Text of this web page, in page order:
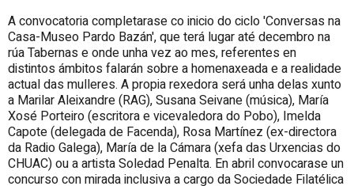
A convocatoria completarase co inicio do ciclo 'Conversas na
Casa-Museo Pardo Bazán', que terá lugar até decembro na
rúa Tabernas e onde unha vez ao mes, referentes en
distintos ámbitos falarán sobre a homenaxeada e a realidade
actual das mulleres. A propia rexedora será unha delas xunto
a Marilar Aleixandre (RAG), Susana Seivane (música), María
Xosé Porteiro (escritora e vicevaledora do Pobo), Imelda
Capote (delegada de Facenda), Rosa Martínez (ex-directora
da Radio Galega), María de la Cámara (xefa das Urxencias do
CHUAC) ou a artista Soledad Penalta. En abril convocarase un
concurso con mirada inclusiva a cargo da Sociedade Filatélica